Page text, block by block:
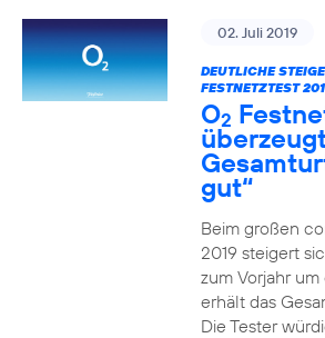
02. Juli 2019
DEUTLICHE
FESTNETZTEST
O2
gut“
Beim großen
2019 steigert
zum Vorjahr
erhält das
Die Tester